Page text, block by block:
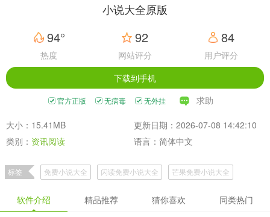
小说大全原版
94°
热度
92
网站评分
84
用户评分
下载到手机
官方正版 无病毒 无外挂 求助
大小：15.41MB
更新日期：2026-07-08 14:42:10
类别： 资讯阅读 语言：简体中文
标签 免费小说大全 闪读免费小说大全 芒果免费小说大全
软件介绍 精品推荐 猜你喜欢 同类热门